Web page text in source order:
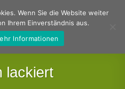
lackiert
Wenn Sie die Website weiter
Ihrem Einverständnis aus.
Informationen